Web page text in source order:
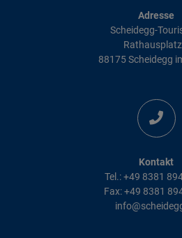
Adresse
Scheidegg-
88175 Scheidegg
Kontakt
Tel.: +49 8381
Fax: +49 8381